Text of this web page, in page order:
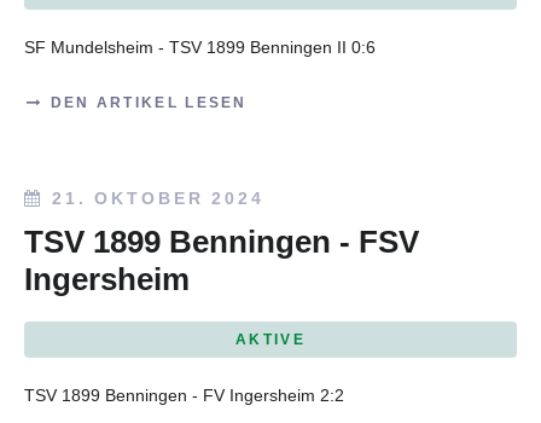
SF Mundelsheim - TSV 1899 Benningen II 0:6
DEN ARTIKEL LESEN
21. OKTOBER 2024
TSV 1899 Benningen - FSV
Ingersheim
AKTIVE
TSV 1899 Benningen - FV Ingersheim 2:2